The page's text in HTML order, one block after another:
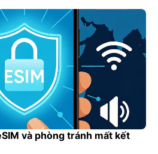
trọng, bạn có thể gặp tình
cao hoặc eSIM không
và phòng tránh mất kết